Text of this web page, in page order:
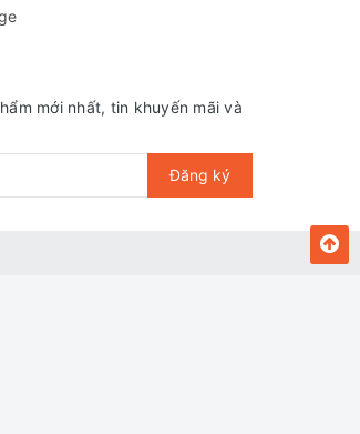
mới nhất, tin khuyến mãi và
Đăng ký